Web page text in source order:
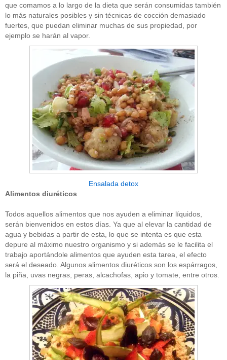
que comamos a lo largo de la dieta que serán consumidas también
lo más naturales posibles y sin técnicas de cocción demasiado
fuertes, que puedan eliminar muchas de sus propiedad, por
ejemplo se harán al vapor.
Ensalada detox
Alimentos diuréticos
Todos aquellos alimentos que nos ayuden a eliminar líquidos,
serán bienvenidos en estos días. Ya que al elevar la cantidad de
agua y bebidas a partir de esta, lo que se intenta es que esta
depure al máximo nuestro organismo y si además se le facilita el
trabajo aportándole alimentos que ayuden esta tarea, el efecto
será el deseado. Algunos alimentos diuréticos son los espárragos,
la piña, uvas negras, peras, alcachofas, apio y tomate, entre otros.